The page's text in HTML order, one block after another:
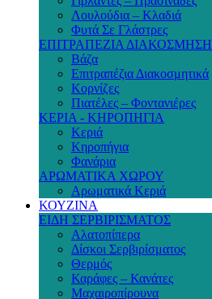
Λουλούδια – Κλαδιά
Φυτά Σε Γλάστρες
ΕΠΙΤΡΑΠΕΖΙΑ ΔΙΑΚΟΣΜΗΣΗ
Βάζα
Επιτραπέζια Διακοσμητικά
Κορνίζες
Πιατέλες – Φοντανιέρες
ΚΕΡΙΑ - ΚΗΡΟΠΗΓΙΑ
Κεριά
Κηροπήγια
Φανάρια
ΑΡΩΜΑΤΙΚΑ ΧΩΡΟΥ
Αρωματικά Κεριά
ΚΟΥΖΙΝΑ
ΕΙΔΗ ΣΕΡΒΙΡΙΣΜΑΤΟΣ
Αλατοπίπερα
Δίσκοι Σερβιρίσματος
Θερμός
Καράφες – Κανάτες
Μαχαιροπίρουνα